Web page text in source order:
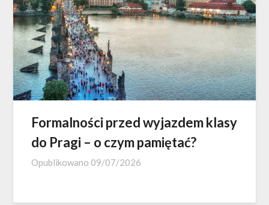
Formalności przed wyjazdem klasy
do Pragi – o czym pamiętać?
Opublikowano 09/07/2026